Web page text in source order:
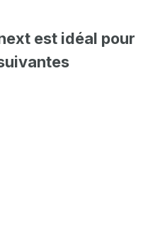
est idéal pour